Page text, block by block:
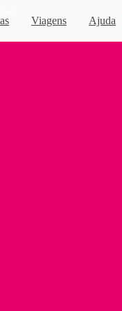
Viagens Ajuda